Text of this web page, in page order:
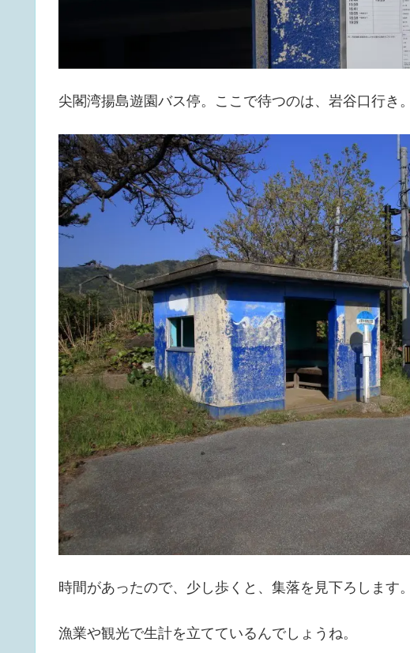
尖閣湾揚島遊園バス停。ここで待つのは、岩谷口行き
時間があったので、少し歩くと、集落を見下ろします。
漁業や観光で生計を立てているんでしょうね。